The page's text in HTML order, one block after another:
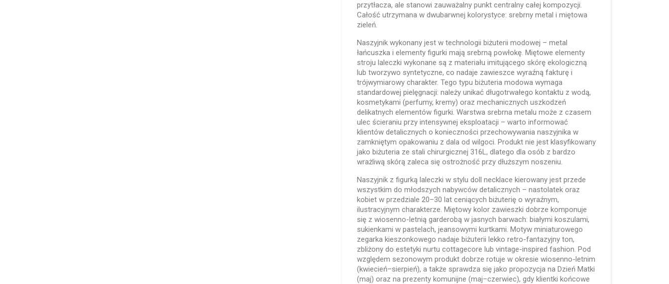
przytłacza, ale stanowi zauważalny punkt centralny całej kompozycji.
Całość utrzymana w dwubarwnej kolorystyce: srebrny metal i miętowa
zieleń.
Naszyjnik wykonany jest w technologii biżuterii modowej – metal
łańcuszka i elementy figurki mają srebrną powłokę. Miętowe elementy
stroju laleczki wykonane są z materiału imitującego skórę ekologiczną
lub tworzywo syntetyczne, co nadaje zawieszce wyraźną fakturę i
trójwymiarowy charakter. Tego typu biżuteria modowa wymaga
standardowej pielęgnacji: należy unikać długotrwałego kontaktu z wodą,
kosmetykami (perfumy, kremy) oraz mechanicznych uszkodzeń
delikatnych elementów figurki. Warstwa srebrna metalu może z czasem
ulec ścieraniu przy intensywnej eksploatacji – warto informować
klientów detalicznych o konieczności przechowywania naszyjnika w
zamkniętym opakowaniu z dala od wilgoci. Produkt nie jest klasyfikowany
jako biżuteria ze stali chirurgicznej 316L, dlatego dla osób z bardzo
wrażliwą skórą zaleca się ostrożność przy dłuższym noszeniu.
Naszyjnik z figurką laleczki w stylu doll necklace kierowany jest przede
wszystkim do młodszych nabywców detalicznych – nastolatek oraz
kobiet w przedziale 20–30 lat ceniących biżuterię o wyraźnym,
ilustracyjnym charakterze. Miętowy kolor zawieszki dobrze komponuje
się z wiosenno-letnią garderobą w jasnych barwach: białymi koszulami,
sukienkami w pastelach, jeansowymi kurtkami. Motyw miniaturowego
zegarka kieszonkowego nadaje biżuterii lekko retro-fantazyjny ton,
zbliżony do estetyki nurtu cottagecore lub vintage-inspired fashion. Pod
względem sezonowym produkt dobrze rotuje w okresie wiosenno-letnim
(kwiecień–sierpień), a także sprawdza się jako propozycja na Dzień Matki
(maj) oraz na prezenty komunijne (maj–czerwiec), gdy klientki końcowe